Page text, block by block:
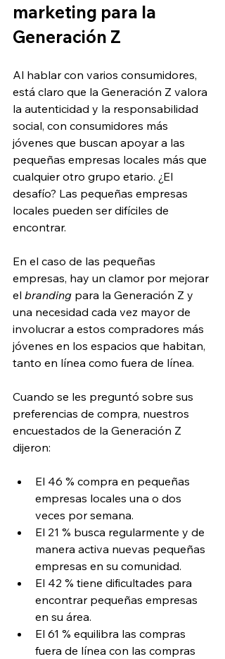
marketing para la
Generación Z
Al hablar con varios consumidores,
está claro que la Generación Z valora
la autenticidad y la responsabilidad
social, con consumidores más
jóvenes que buscan apoyar a las
pequeñas empresas locales más que
cualquier otro grupo etario. ¿El
desafío? Las pequeñas empresas
locales pueden ser difíciles de
encontrar.
En el caso de las pequeñas
empresas, hay un clamor por mejorar
el branding para la Generación Z y
una necesidad cada vez mayor de
involucrar a estos compradores más
jóvenes en los espacios que habitan,
tanto en línea como fuera de línea.
Cuando se les preguntó sobre sus
preferencias de compra, nuestros
encuestados de la Generación Z
dijeron:
El 46 % compra en pequeñas
empresas locales una o dos
veces por semana.
El 21 % busca regularmente y de
manera activa nuevas pequeñas
empresas en su comunidad.
El 42 % tiene dificultades para
encontrar pequeñas empresas
en su área.
El 61 % equilibra las compras
fuera de línea con las compras